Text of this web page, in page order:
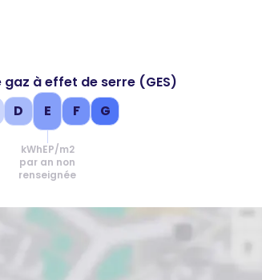
gaz à effet de serre (GES)
D E
kWhEP/m2
par an non
renseignée
F G